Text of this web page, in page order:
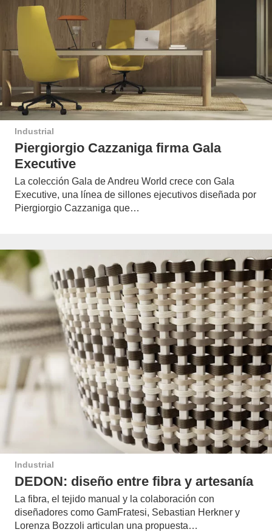
Industrial
Piergiorgio Cazzaniga firma Gala
Executive
La colección Gala de Andreu World crece con Gala
Executive, una línea de sillones ejecutivos diseñada por
Piergiorgio Cazzaniga que…
Industrial
DEDON: diseño entre fibra y artesanía
La fibra, el tejido manual y la colaboración con
diseñadores como GamFratesi, Sebastian Herkner y
Lorenza Bozzoli articulan una propuesta…